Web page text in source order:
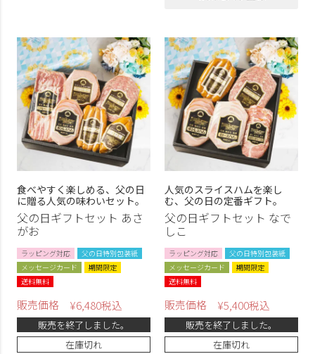
食べやすく楽しめる、父の日
に贈る人気の味わいセット。
父の日ギフトセット あさ
がお
ラッピング対応
父の日特別包装紙
メッセージカード
期間限定
送料無料
販売価格 ¥6,480税込
販売を終了しました。
在庫切れ
人気のスライスハムを楽し
む、父の日の定番ギフト。
父の日ギフトセット なで
しこ
ラッピング対応
父の日特別包装紙
メッセージカード
期間限定
送料無料
販売価格 ¥5,400税込
販売を終了しました。
在庫切れ